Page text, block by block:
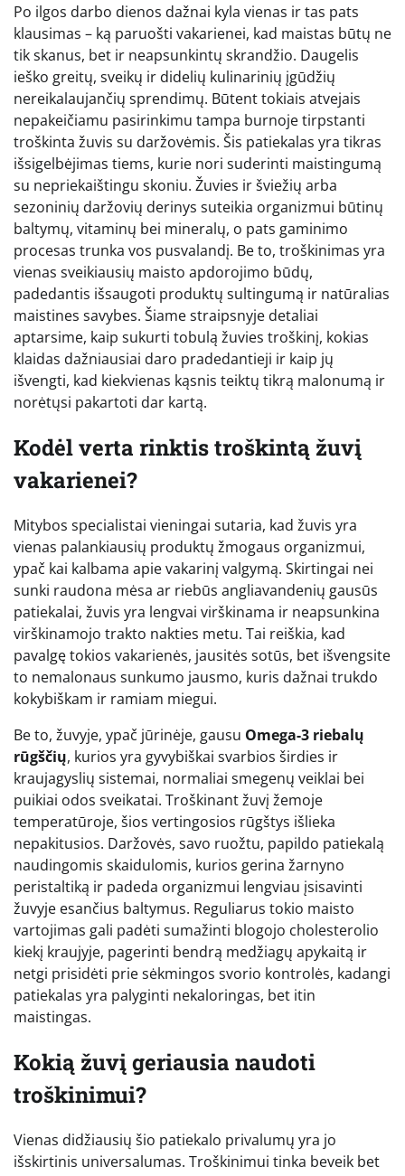
Po ilgos darbo dienos dažnai kyla vienas ir tas pats
klausimas – ką paruošti vakarienei, kad maistas būtų ne
tik skanus, bet ir neapsunkintų skrandžio. Daugelis
ieško greitų, sveikų ir didelių kulinarinių įgūdžių
nereikalaujančių sprendimų. Būtent tokiais atvejais
nepakeičiamu pasirinkimu tampa burnoje tirpstanti
troškinta žuvis su daržovėmis. Šis patiekalas yra tikras
išsigelbėjimas tiems, kurie nori suderinti maistingumą
su nepriekaištingu skoniu. Žuvies ir šviežių arba
sezoninių daržovių derinys suteikia organizmui būtinų
baltymų, vitaminų bei mineralų, o pats gaminimo
procesas trunka vos pusvalandį. Be to, troškinimas yra
vienas sveikiausių maisto apdorojimo būdų,
padedantis išsaugoti produktų sultingumą ir natūralias
maistines savybes. Šiame straipsnyje detaliai
aptarsime, kaip sukurti tobulą žuvies troškinį, kokias
klaidas dažniausiai daro pradedantieji ir kaip jų
išvengti, kad kiekvienas kąsnis teiktų tikrą malonumą ir
norėtųsi pakartoti dar kartą.
Kodėl verta rinktis troškintą žuvį
vakarienei?
Mitybos specialistai vieningai sutaria, kad žuvis yra
vienas palankiausių produktų žmogaus organizmui,
ypač kai kalbama apie vakarinį valgymą. Skirtingai nei
sunki raudona mėsa ar riebūs angliavandenių gausūs
patiekalai, žuvis yra lengvai virškinama ir neapsunkina
virškinamojo trakto nakties metu. Tai reiškia, kad
pavalgę tokios vakarienės, jausitės sotūs, bet išvengsite
to nemalonaus sunkumo jausmo, kuris dažnai trukdo
kokybiškam ir ramiam miegui.
Be to, žuvyje, ypač jūrinėje, gausu Omega-3 riebalų
rūgščių, kurios yra gyvybiškai svarbios širdies ir
kraujagyslių sistemai, normaliai smegenų veiklai bei
puikiai odos sveikatai. Troškinant žuvį žemoje
temperatūroje, šios vertingosios rūgštys išlieka
nepakitusios. Daržovės, savo ruožtu, papildo patiekalą
naudingomis skaidulomis, kurios gerina žarnyno
peristaltiką ir padeda organizmui lengviau įsisavinti
žuvyje esančius baltymus. Reguliarus tokio maisto
vartojimas gali padėti sumažinti blogojo cholesterolio
kiekį kraujyje, pagerinti bendrą medžiagų apykaitą ir
netgi prisidėti prie sėkmingos svorio kontrolės, kadangi
patiekalas yra palyginti nekaloringas, bet itin
maistingas.
Kokią žuvį geriausia naudoti
troškinimui?
Vienas didžiausių šio patiekalo privalumų yra jo
išskirtinis universalumas. Troškinimui tinka beveik bet